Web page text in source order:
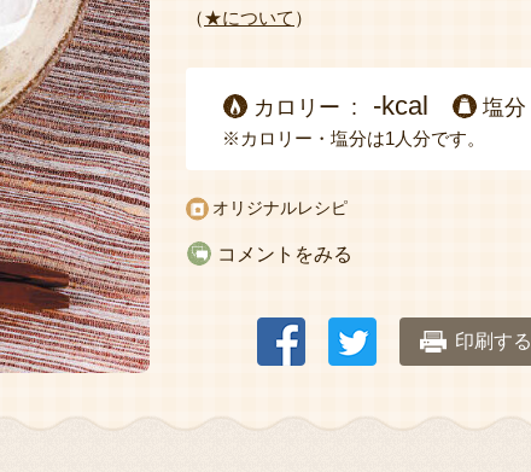
（★について ）
カロリー -kcal 塩分
※カロリー・塩分は1人分です。
オリジナルレシピ
コメントをみる
印刷する